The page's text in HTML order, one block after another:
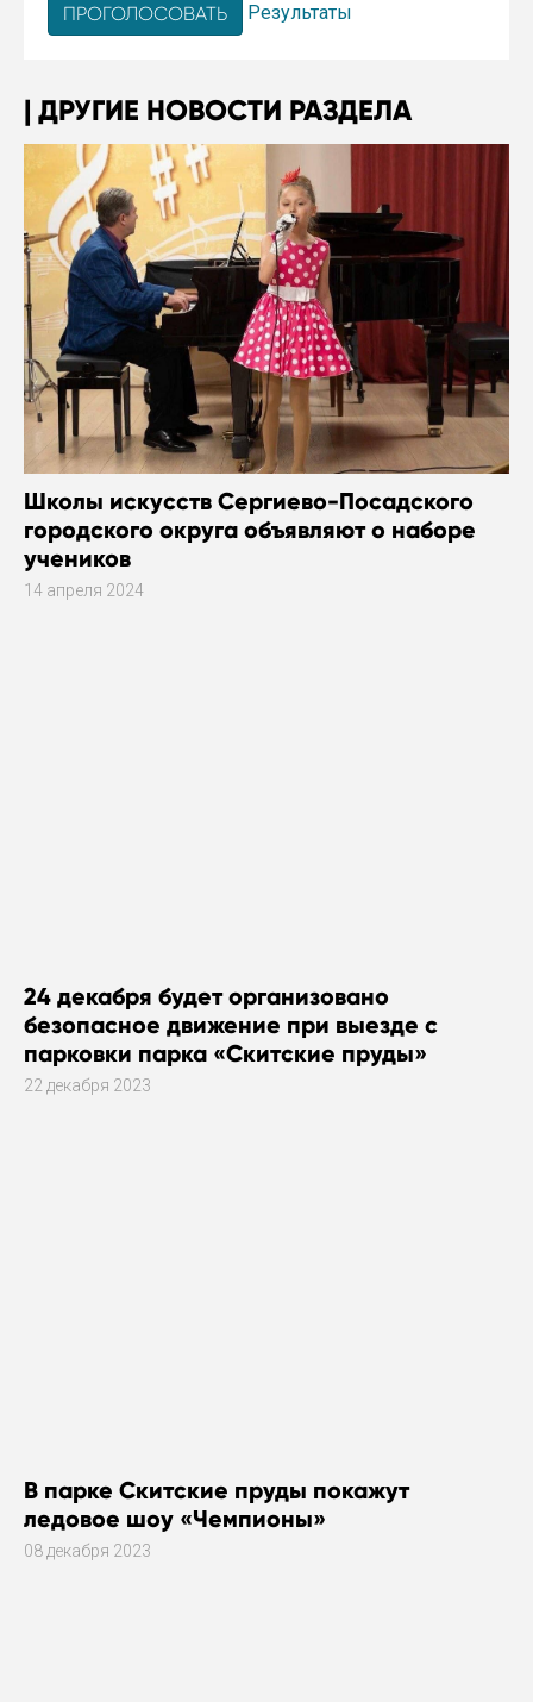
Результаты
ДРУГИЕ НОВОСТИ РАЗДЕЛА
Школы искусств Сергиево-Посадского
городского округа объявляют о наборе
учеников
14 апреля 2024
24 декабря будет организовано
безопасное движение при выезде с
парковки парка «Скитские пруды»
22 декабря 2023
В парке Скитские пруды покажут
ледовое шоу «Чемпионы»
08 декабря 2023